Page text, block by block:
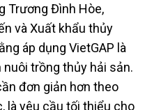
Trương Đình Hòe,
và Xuất khẩu thủy
áp dụng VietGAP là
trồng thủy hải sản.
đơn giản hơn theo
là yêu cầu tối thiểu cho